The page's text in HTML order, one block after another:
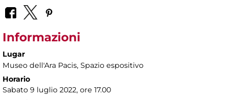
Informazioni
Lugar
Museo dell'Ara Pacis, Spazio espositivo
Horario
Sabato 9 luglio 2022, ore 17.00